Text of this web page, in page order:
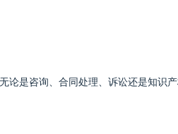
论是咨询、合同处理、诉讼还是知识